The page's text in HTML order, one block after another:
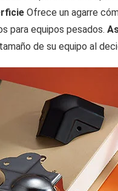
Ofrece un agarre
para equipos pesados.
de su equipo al